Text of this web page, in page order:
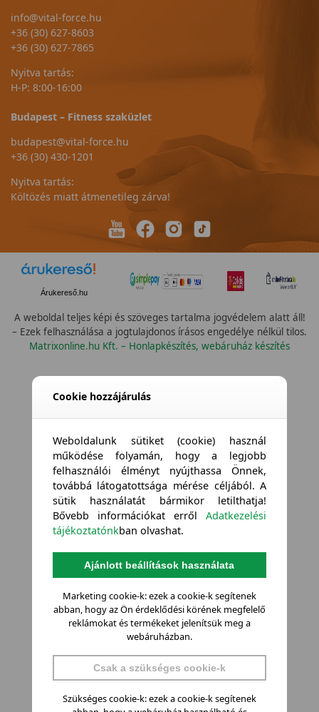
info@vital-force.hu
+36 (30) 627-8603
+36 (30) 627-7865
Nyitva tartás:
H-P: 8:00-16:00
Budapest – Fitness szaküzlet
budapest@vital-force.hu
+36 (30) 430-1201
Nyitva tartás:
Költözés miatt átmenetileg zárva!
Árukereső.hu
A weboldal teljes képi és szöveges tartalma jogvédelem alatt áll!
– Ezek felhasználása a jogtulajdonos írásos engedélye nélkül tilos.
Matrixonline.hu Kft. – Honlapkészítés, webáruház készítés
Cookie hozzájárulás
Weboldalunk sütiket (cookie) használ
működése folyamán, hogy a legjobb
felhasználói élményt nyújthassa Önnek,
továbbá látogatottsága mérése céljából. A
sütik használatát bármikor letilthatja!
Bővebb információkat errőlAdatkezelési
tájékoztatónkban olvashat.
Ajánlott beállítások használata
Marketing cookie-k: ezek a cookie-k segítenek
abban, hogy az Ön érdeklődési körének megfelelő
reklámokat és termékeket jelenítsük meg a
webáruházban.
Csak a szükséges cookie-k
Szükséges cookie-k: ezek a cookie-k segítenek